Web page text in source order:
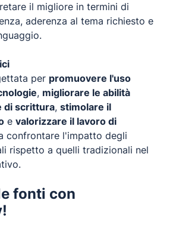
il migliore in termini di
aderenza al tema richiesto e
per promuovere l'uso
, migliorare le abilità
di scrittura, stimolare il
e valorizzare il lavoro di
confrontare l'impatto degli
rispetto a quelli tradizionali nel
fonti con